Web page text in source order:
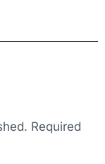
Required